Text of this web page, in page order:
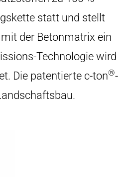
statt und stellt
der Betonmatrix ein
Technologie wird
Die patentierte c-ton®-